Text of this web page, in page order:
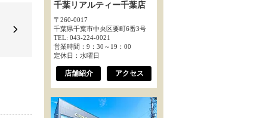
千葉リアルティー千葉店
〒260-0017
千葉県千葉市中央区要町6番3号
TEL: 043-224-0021
営業時間：9：30～19：00
定休日：水曜日
店舗紹介 アクセス